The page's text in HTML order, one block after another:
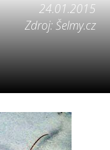
24.01.2015
Zdroj: Šelmy.cz